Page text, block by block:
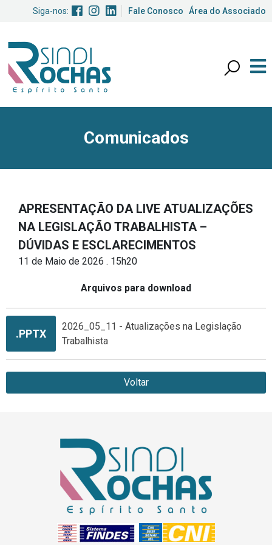
Siga-nos: Fale Conosco Área do Associado
Comunicados
APRESENTAÇÃO DA LIVE ATUALIZAÇÕES
NA LEGISLAÇÃO TRABALHISTA –
DÚVIDAS E ESCLARECIMENTOS
11 de Maio de 2026 . 15h20
Arquivos para download
.PPTX
2026_05_11 - Atualizações na Legislação
Trabalhista
Voltar